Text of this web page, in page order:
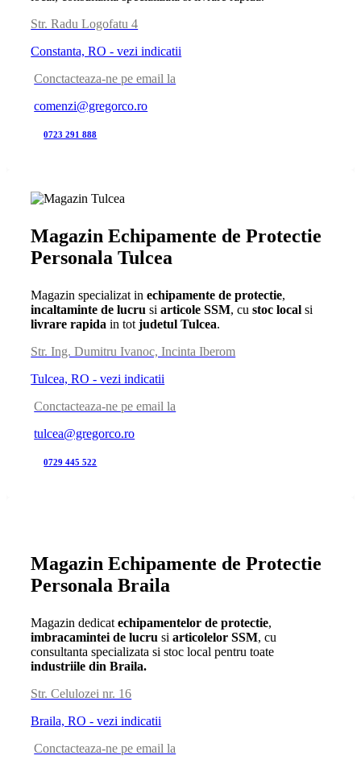
Str. Radu Logofatu 4
Constanta, RO - vezi indicatii
Conctacteaza-ne pe email la
comenzi@gregorco.ro
0723 291 888
Magazin Echipamente de Protectie
Personala Tulcea
Magazin specializat inechipamente de protectie,
incaltaminte de lucru siarticole SSM, cu stoc local si
livrare rapida in totjudetul Tulcea.
Str. Ing. Dumitru Ivanoc, Incinta Iberom
Tulcea, RO - vezi indicatii
Conctacteaza-ne pe email la
tulcea@gregorco.ro
0729 445 522
Magazin Echipamente de Protectie
Personala Braila
Magazin dedicatechipamentelor de protectie,
imbracamintei de lucru siarticolelor SSM, cu
consultanta specializata si stoc local pentru toate
industriile din Braila.
Str. Celulozei nr. 16
Braila, RO - vezi indicatii
Conctacteaza-ne pe email la